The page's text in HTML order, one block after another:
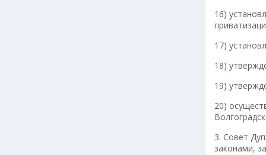
16)
17)
18)
19)
20)
3. Совет
законами,